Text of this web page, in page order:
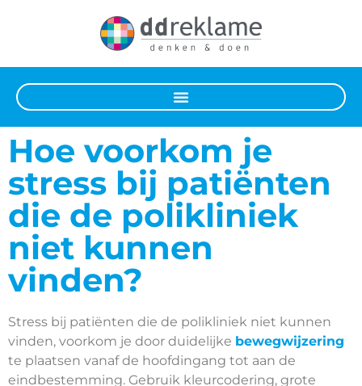
Hoe voorkom je
stress bij patiënten
die de polikliniek
niet kunnen
vinden?
Stress bij patiënten die de polikliniek niet kunnen
vinden, voorkom je door duidelijke bewegwijzering
te plaatsen vanaf de hoofdingang tot aan de
eindbestemming. Gebruik kleurcodering, grote